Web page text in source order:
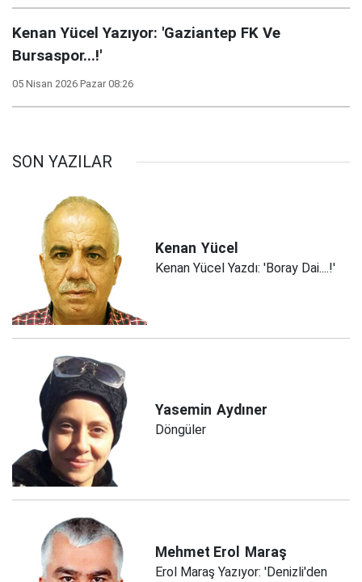
Kenan Yücel Yazıyor: 'Gaziantep FK Ve
Bursaspor...!'
05 Nisan 2026 Pazar 08:26
SON YAZILAR
Kenan Yücel
Kenan Yücel Yazdı: 'Boray Dai....!'
Yasemin Aydıner
Döngüler
Mehmet Erol Maraş
Erol Maraş Yazıyor: 'Denizli'den